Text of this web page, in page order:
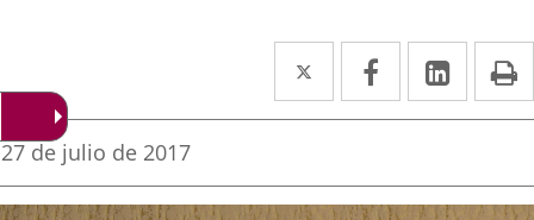
Twitter
Enlace
a
aplicación
Facebook
Enlace
a
aplicación
Enlace
a
Fecha
la
27 de julio de 2017